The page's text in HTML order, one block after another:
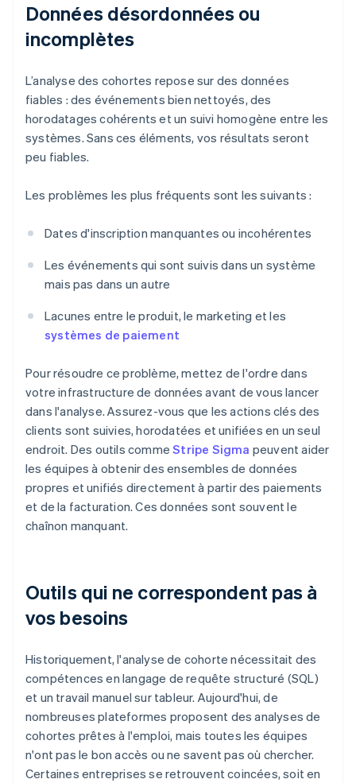
Données désordonnées ou
incomplètes
L’analyse des cohortes repose sur des données
fiables : des événements bien nettoyés, des
horodatages cohérents et un suivi homogène entre les
systèmes. Sans ces éléments, vos résultats seront
peu fiables.
Les problèmes les plus fréquents sont les suivants :
Dates d'inscription manquantes ou incohérentes
Les événements qui sont suivis dans un système
mais pas dans un autre
Lacunes entre le produit, le marketing et les
systèmes de paiement
Pour résoudre ce problème, mettez de l'ordre dans
votre infrastructure de données avant de vous lancer
dans l'analyse. Assurez-vous que les actions clés des
clients sont suivies, horodatées et unifiées en un seul
endroit. Des outils commeStripe Sigma peuvent aider
les équipes à obtenir des ensembles de données
propres et unifiés directement à partir des paiements
et de la facturation. Ces données sont souvent le
chaînon manquant.
Outils qui ne correspondent pas à
vos besoins
Historiquement, l'analyse de cohorte nécessitait des
compétences en langage de requête structuré (SQL)
et un travail manuel sur tableur. Aujourd'hui, de
nombreuses plateformes proposent des analyses de
cohortes prêtes à l'emploi, mais toutes les équipes
n'ont pas le bon accès ou ne savent pas où chercher.
Certaines entreprises se retrouvent coincées, soit en